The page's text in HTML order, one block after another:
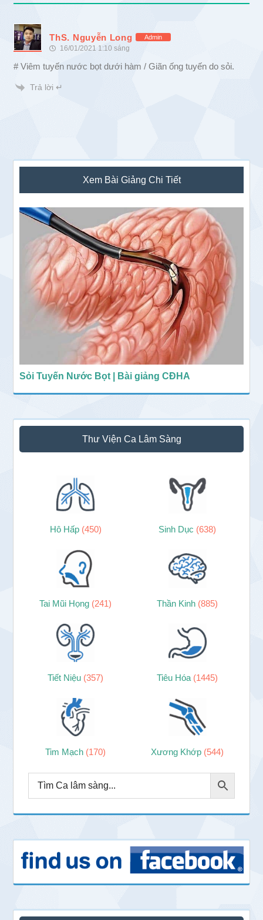
ThS. Nguyễn Long Admin
16/01/2021 1:10 sáng
# Viêm tuyến nước bọt dưới hàm / Giãn ống tuyến do sỏi.
Trả lời ↵
Sidebar
chính
Xem Bài Giảng Chi Tiết
Sỏi Tuyến Nước Bọt | Bài giảng CĐHA
Thư Viện Ca Lâm Sàng
Hô Hấp (450) Sinh Dục (638)
Tai Mũi Họng (241) Thần Kinh (885)
Tiết Niệu (357) Tiêu Hóa (1445)
Tim Mạch (170) Xương Khớp (544)